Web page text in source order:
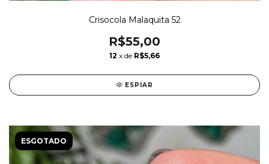
Crisocola Malaquita 52
R$55,00
12 x de R$5,66
ESPIAR
ESGOTADO